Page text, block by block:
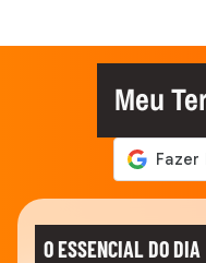
Meu
O ESSENCIAL DO DIA